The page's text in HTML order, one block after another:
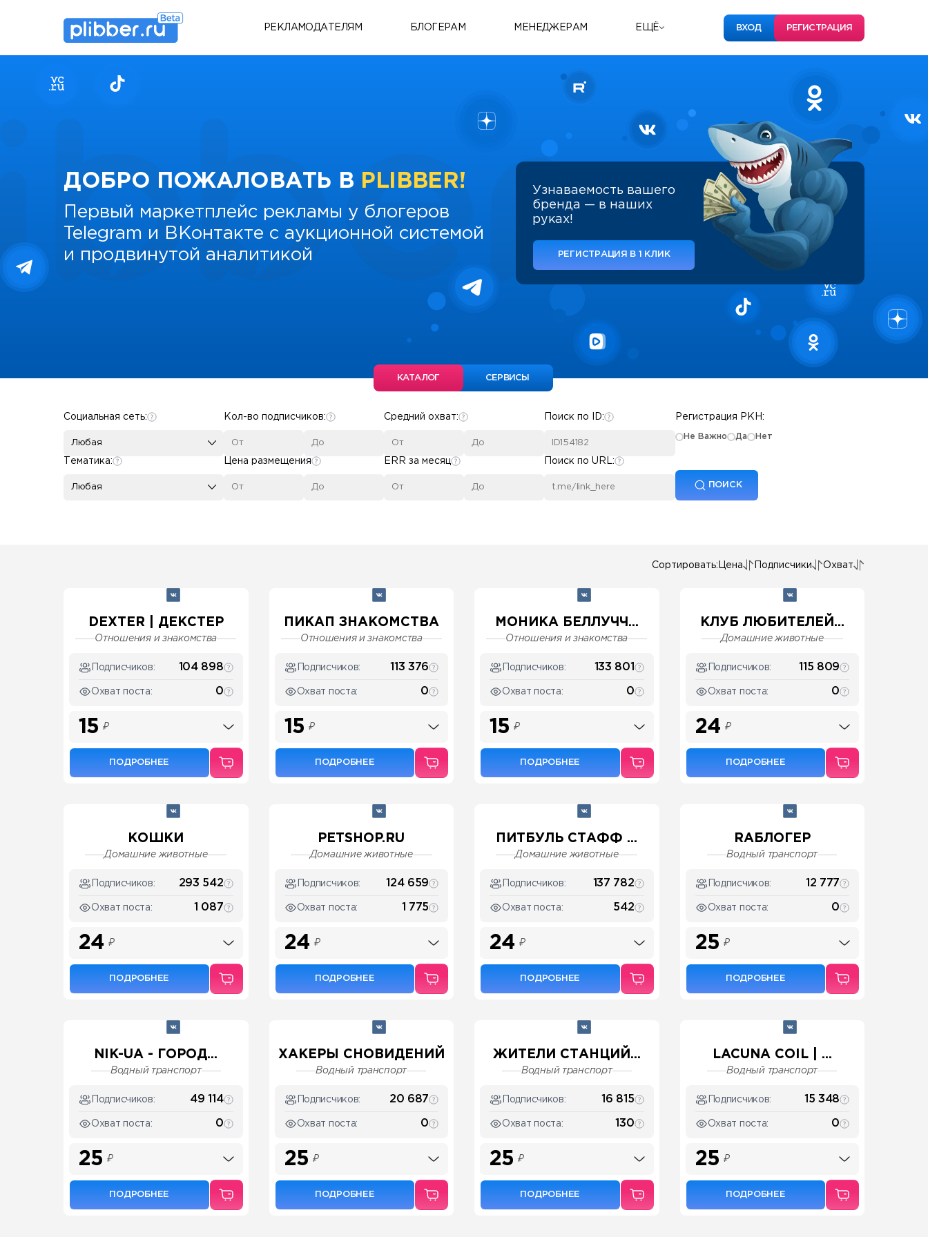
РЕКЛАМОДАТЕЛЯМ БЛОГЕРАМ МЕНЕДЖЕРАМ ЕЩЁ ВХОД РЕГИСТРАЦИЯ
ДОБРО ПОЖАЛОВАТЬ В PLIBBER!
Первый маркетплейс рекламы у блогеров
Telegram и ВКонтакте с аукционной системой
и продвинутой аналитикой
Узнаваемость вашего
бренда — в наших
руках!
РЕГИСТРАЦИЯ В 1 КЛИК
КАТАЛОГ СЕРВИСЫ
Тематика:
Любая
Социальная сеть:
Любая
Кол-во подписчиков:
Цена размещения
Средний охват:
ERR за месяц
Поиск по ID:
Поиск по URL:
Регистрация РКН:
Не Важно Да Нет
ПОИСК
Сортировать: Цена Подписчики Охват
DEXTER | ДЕКСТЕР
Отношения и знакомства
Подписчиков: 104 898
Охват поста: 0
15 ₽
ПОДРОБНЕЕ
ПИКАП ЗНАКОМСТВА
Отношения и знакомства
Подписчиков: 113 376
Охват поста: 0
15 ₽
ПОДРОБНЕЕ
МОНИКА БЕЛЛУЧЧ...
Отношения и знакомства
Подписчиков: 133 801
Охват поста: 0
15 ₽
ПОДРОБНЕЕ
КЛУБ ЛЮБИТЕЛЕЙ...
Домашние животные
Подписчиков: 115 809
Охват поста: 0
24 ₽
ПОДРОБНЕЕ
КОШКИ
Домашние животные
Подписчиков: 293 542
Охват поста: 1 087
24 ₽
ПОДРОБНЕЕ
PETSHOP.RU
Домашние животные
Подписчиков: 124 659
Охват поста: 1 775
24 ₽
ПОДРОБНЕЕ
ПИТБУЛЬ СТАФФ ...
Домашние животные
Подписчиков: 137 782
Охват поста: 542
24 ₽
ПОДРОБНЕЕ
RAБЛОГЕР
Водный транспорт
Подписчиков: 12 777
Охват поста: 0
25 ₽
ПОДРОБНЕЕ
NIK-UA - ГОРОД...
Водный транспорт
Подписчиков: 49 114
Охват поста: 0
25 ₽
ПОДРОБНЕЕ
ХАКЕРЫ СНОВИДЕНИЙ
Водный транспорт
Подписчиков: 20 687
Охват поста: 0
25 ₽
ПОДРОБНЕЕ
ЖИТЕЛИ СТАНЦИЙ...
Водный транспорт
Подписчиков: 16 815
Охват поста: 130
25 ₽
ПОДРОБНЕЕ
LACUNA COIL | ...
Водный транспорт
Подписчиков: 15 348
Охват поста: 0
25 ₽
ПОДРОБНЕЕ